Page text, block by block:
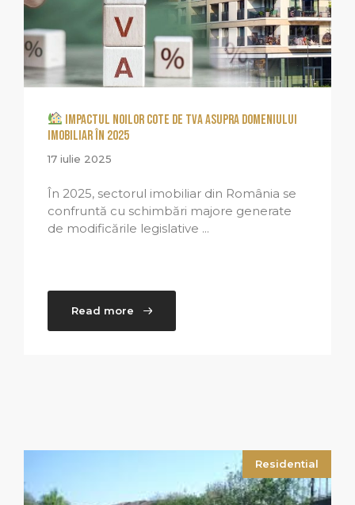
Impactul noilor cote de TVA asupra domeniului
imobiliar în 2025
17 iulie 2025
În 2025, sectorul imobiliar din România se
confruntă cu schimbări majore generate
de modificările legislative ...
Read more
Residential